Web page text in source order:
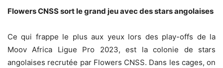
Flowers CNSS sort le grand jeu avec des stars angolaises
Ce qui frappe le plus aux yeux lors des play-offs de la
Moov Africa Ligue Pro 2023, est la colonie de stars
angolaises recrutée par Flowers CNSS. Dans les cages, on